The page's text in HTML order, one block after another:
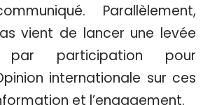
Parallèlement,
vient de lancer une levée
participation pour
internationale sur ces
et l’engagement.